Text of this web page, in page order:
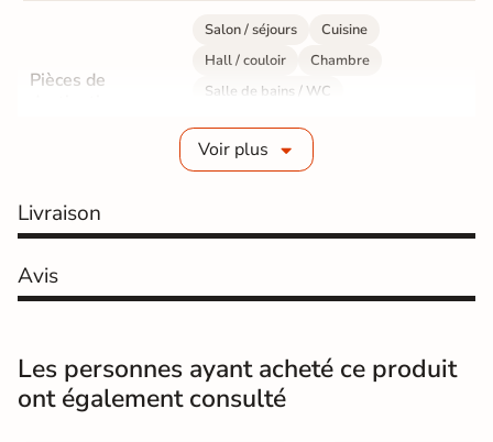
Pièces de
Salon / séjours
Cuisine
Hall / couloir
Chambre
Salle de bains / WC
Sol intérieur
Fabrication
Résistance à
Masse colorée Non
Voir plus
Livraison
Avis
Les personnes ayant acheté ce produit
ont également consulté